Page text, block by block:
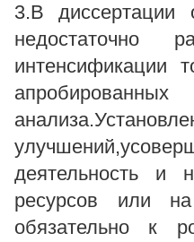
3.В диссертации
недостаточно
интенсификации
деятельность и
ресурсов или
обязательно к